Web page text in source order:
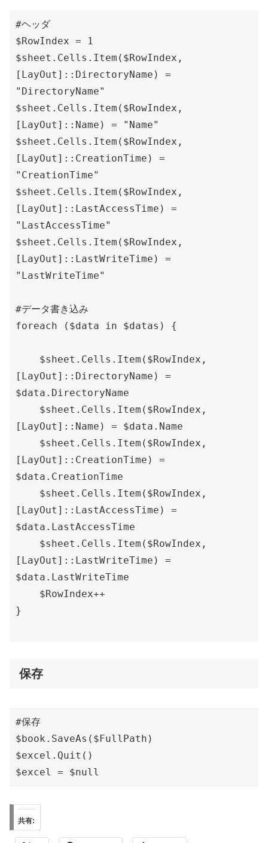
#ヘッダ
$RowIndex = 1
$sheet.Cells.Item($RowIndex,
[LayOut]::DirectoryName) =
"DirectoryName"
$sheet.Cells.Item($RowIndex,
[LayOut]::Name) = "Name"
$sheet.Cells.Item($RowIndex,
[LayOut]::CreationTime) =
"CreationTime"
$sheet.Cells.Item($RowIndex,
[LayOut]::LastAccessTime) =
"LastAccessTime"
$sheet.Cells.Item($RowIndex,
[LayOut]::LastWriteTime) =
"LastWriteTime"
#データ書き込み
foreach ($data in $datas) {
[LayOut]::DirectoryName) =
$data.DirectoryName
[LayOut]::Name) = $data.Name
[LayOut]::CreationTime) =
$data.CreationTime
[LayOut]::LastAccessTime) =
$data.LastAccessTime
[LayOut]::LastWriteTime) =
$data.LastWriteTime
}
保存
#保存
$book.SaveAs($FullPath)
$excel.Quit()
$excel = $null
共有: